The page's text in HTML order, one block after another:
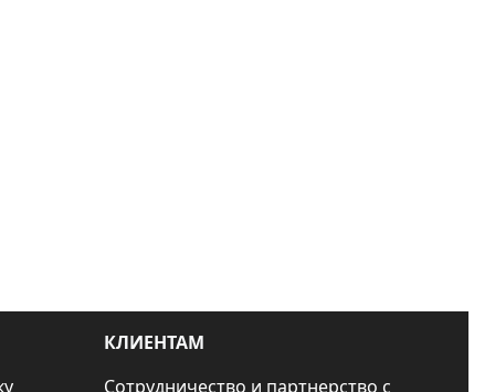
КЛИЕНТАМ
Сотрудничество и партнерство с